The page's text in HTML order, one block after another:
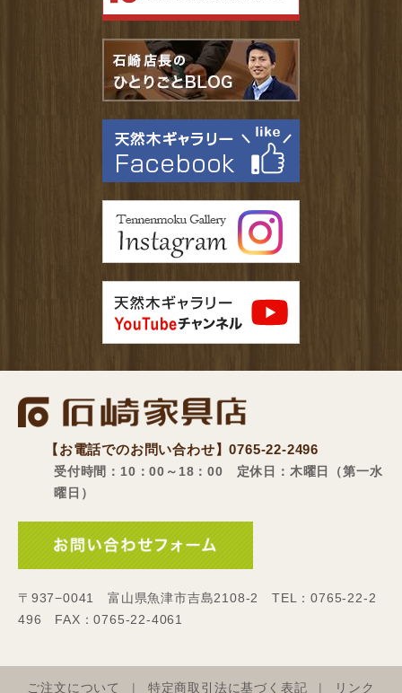
【お電話でのお問い合わせ】0765-22-2496
受付時間：10：00～18：00 定休日：木曜日（第一水
曜日）
〒937−0041 富山県魚津市吉島2108-2 TEL：0765-22-2
496 FAX：0765-22-4061
ご注文について 特定商取引法に基づく表記 リンク